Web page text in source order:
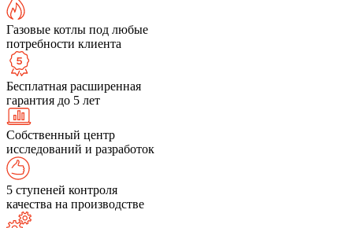
Газовые котлы под любые
потребности клиента
Бесплатная расширенная
гарантия до 5 лет
Собственный центр
исследований и разработок
5 ступеней контроля
качества на производстве